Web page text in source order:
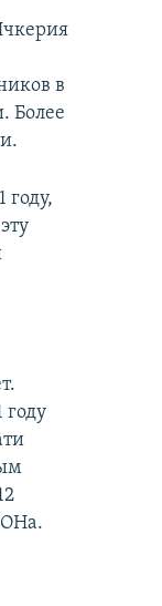
в
Более
году,